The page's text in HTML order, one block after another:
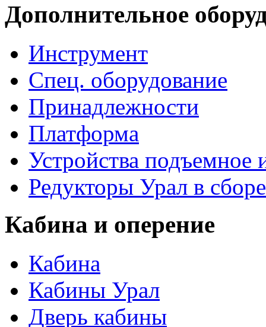
Дополнительное
Инструмент
Спец. оборудование
Принадлежности
Платформа
Устройства
Редукторы Урал в сборе
Кабина и оперение
Кабина
Кабины Урал
Дверь кабины